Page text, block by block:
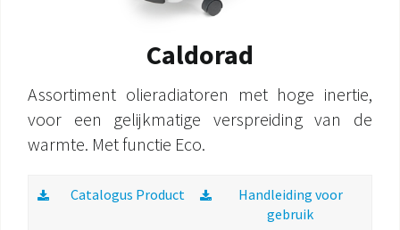
Caldorad
Assortiment olieradiatoren met hoge inertie,
voor een gelijkmatige verspreiding van de
warmte. Met functie Eco.
Catalogus Product
Handleiding voor
gebruik